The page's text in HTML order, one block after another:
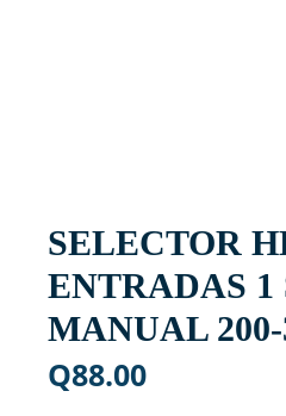
SELECTOR
ENTRADAS
MANUAL 200-
Q88.00